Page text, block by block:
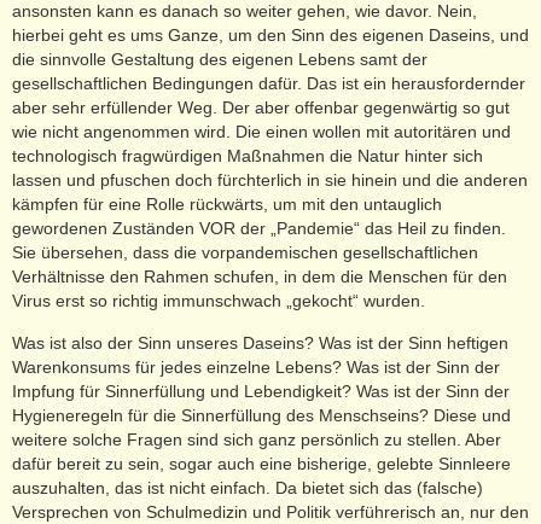
ansonsten kann es danach so weiter gehen, wie davor. Nein,
hierbei geht es ums Ganze, um den Sinn des eigenen Daseins, und
die sinnvolle Gestaltung des eigenen Lebens samt der
gesellschaftlichen Bedingungen dafür. Das ist ein herausfordernder
aber sehr erfüllender Weg. Der aber offenbar gegenwärtig so gut
wie nicht angenommen wird. Die einen wollen mit autoritären und
technologisch fragwürdigen Maßnahmen die Natur hinter sich
lassen und pfuschen doch fürchterlich in sie hinein und die anderen
kämpfen für eine Rolle rückwärts, um mit den untauglich
gewordenen Zuständen VOR der „Pandemie“ das Heil zu finden.
Sie übersehen, dass die vorpandemischen gesellschaftlichen
Verhältnisse den Rahmen schufen, in dem die Menschen für den
Virus erst so richtig immunschwach „gekocht“ wurden.
Was ist also der Sinn unseres Daseins? Was ist der Sinn heftigen
Warenkonsums für jedes einzelne Lebens? Was ist der Sinn der
Impfung für Sinnerfüllung und Lebendigkeit? Was ist der Sinn der
Hygieneregeln für die Sinnerfüllung des Menschseins? Diese und
weitere solche Fragen sind sich ganz persönlich zu stellen. Aber
dafür bereit zu sein, sogar auch eine bisherige, gelebte Sinnleere
auszuhalten, das ist nicht einfach. Da bietet sich das (falsche)
Versprechen von Schulmedizin und Politik verführerisch an, nur den